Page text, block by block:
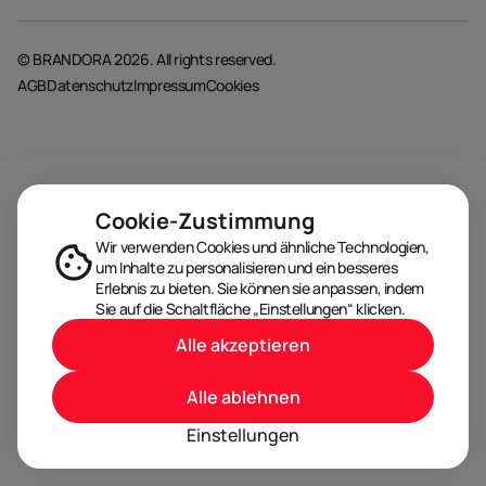
© BRANDORA 2026. All rights reserved.
AGBDatenschutzImpressumCookies
Cookie-Zustimmung
Wir verwenden Cookies und ähnliche Technologien,
um Inhalte zu personalisieren und ein besseres
Erlebnis zu bieten. Sie können sie anpassen, indem
Sie auf die Schaltfläche „Einstellungen“ klicken.
Einstellungen
Alle ablehnen
Alle akzeptieren